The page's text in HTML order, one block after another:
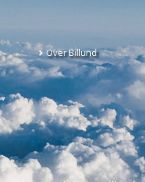
Over Billund